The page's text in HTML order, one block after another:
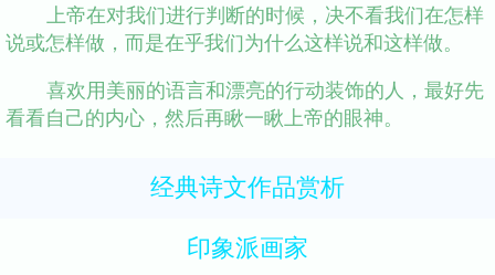
上帝在对我们进行判断的时候，决不看我们在怎样
说或怎样做，而是在乎我们为什么这样说和这样做。
喜欢用美丽的语言和漂亮的行动装饰的人，最好先
看看自己的内心，然后再瞅一瞅上帝的眼神。
经典诗文作品赏析
印象派画家